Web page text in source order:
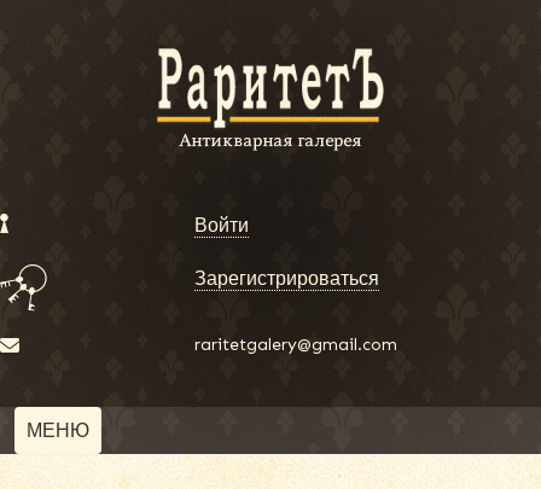
Войти
Зарегистрироваться
raritetgalery@gmail.com
МЕНЮ